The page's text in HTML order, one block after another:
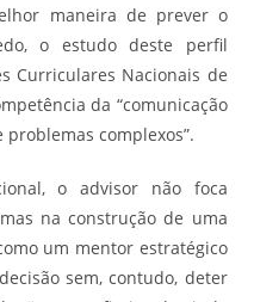
maneira de prever o
o estudo deste perfil
Curriculares Nacionais de
da “comunicação
problemas complexos”.
o advisor não foca
na construção de uma
um mentor estratégico
sem, contudo, deter